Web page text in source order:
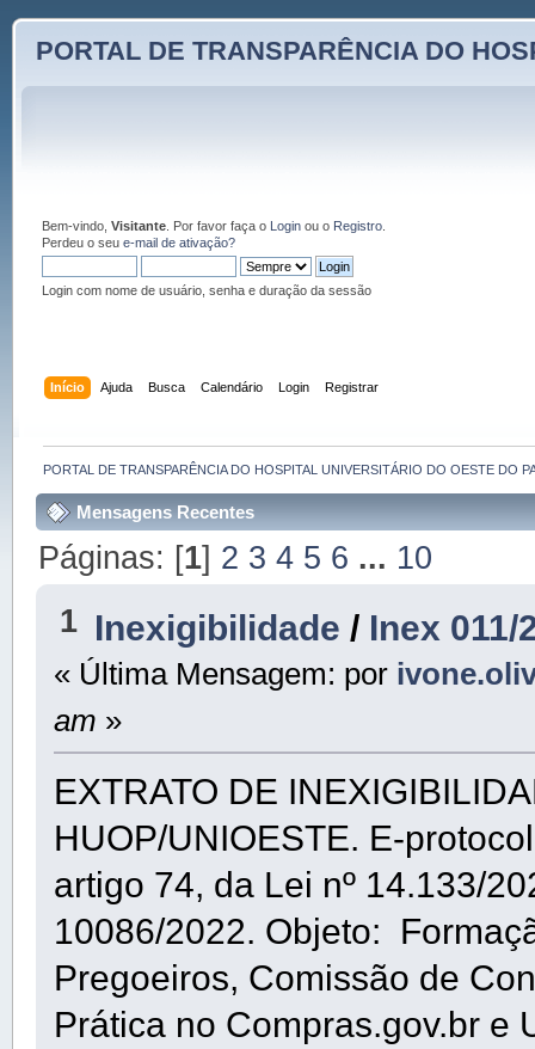
PORTAL DE TRANSPARÊNCIA DO
Bem-vindo, Visitante. Por favor faça o Loginou o Registro.
Perdeu o seu e-mail de ativação?
Login com nome de usuário, senha e duração da sessão
Início Ajuda Busca Calendário Login Registrar
PORTAL DE TRANSPARÊNCIA DO HOSPITAL UNIVERSITÁRIO DO OESTE DO
Mensagens Recentes
Páginas: [1] 2 3 4 5 6 ... 10
1 Inexigibilidade / Inex
« Última Mensagem: por
am »
EXTRATO DE
HUOP/UNIOESTE. E-
artigo 74, da Lei nº 14.133/
10086/2022. Objeto:
Pregoeiros, Comissão de
Prática no Compras.gov.br e